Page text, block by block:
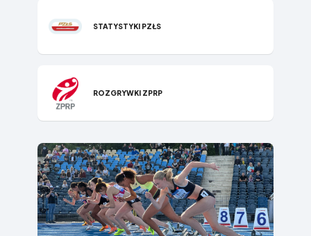
STATYSTYKI PZŁS
ROZGRYWKI ZPRP